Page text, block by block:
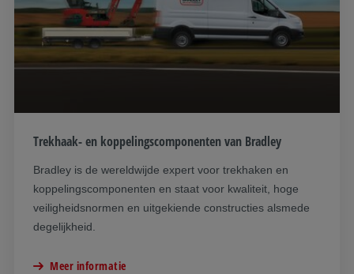
Trekhaak- en koppelingscomponenten van Bradley
Bradley is de wereldwijde expert voor trekhaken en
koppelingscomponenten en staat voor kwaliteit, hoge
veiligheidsnormen en uitgekiende constructies alsmede
degelijkheid.
Meer informatie